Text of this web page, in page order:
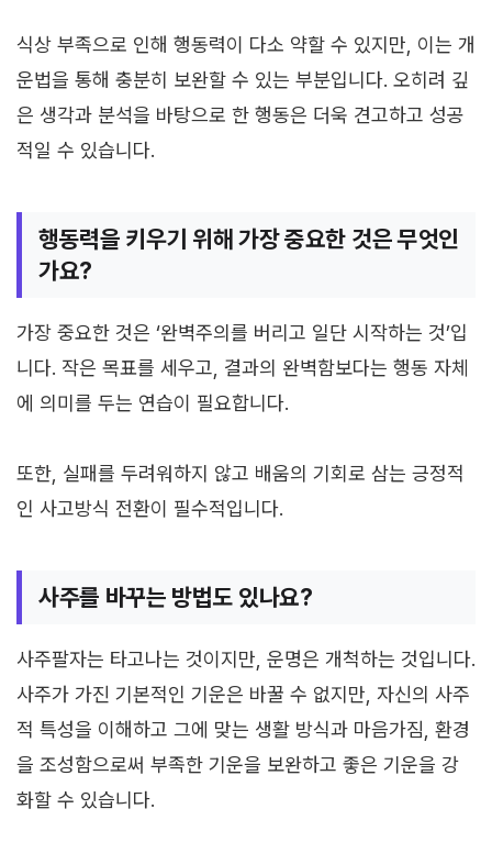
식상 부족으로 인해 행동력이 다소 약할 수 있지만, 이는 개
운법을 통해 충분히 보완할 수 있는 부분입니다. 오히려 깊
은 생각과 분석을 바탕으로 한 행동은 더욱 견고하고 성공
적일 수 있습니다.
행동력을 키우기 위해 가장 중요한 것은 무엇인
가요?
가장 중요한 것은 ‘완벽주의를 버리고 일단 시작하는 것’입
니다. 작은 목표를 세우고, 결과의 완벽함보다는 행동 자체
에 의미를 두는 연습이 필요합니다.
또한, 실패를 두려워하지 않고 배움의 기회로 삼는 긍정적
인 사고방식 전환이 필수적입니다.
사주를 바꾸는 방법도 있나요?
사주팔자는 타고나는 것이지만, 운명은 개척하는 것입니다.
사주가 가진 기본적인 기운은 바꿀 수 없지만, 자신의 사주
적 특성을 이해하고 그에 맞는 생활 방식과 마음가짐, 환경
을 조성함으로써 부족한 기운을 보완하고 좋은 기운을 강
화할 수 있습니다.